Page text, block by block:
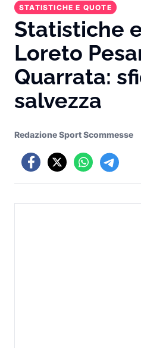
STATISTICHE E QUOTE
Statistiche
Loreto
Quarrata:
salvezza
Redazione Sport Scommesse